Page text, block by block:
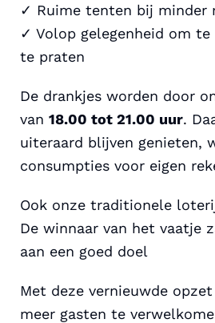
✓ Ruime tenten bij minder
✓ Volop gelegenheid om
te praten
De drankjes worden door
van 18.00 tot 21.00 uur.
uiteraard blijven genieten,
consumpties voor eigen
Ook onze traditionele
De winnaar van het vaatje
aan een goed doel
Met deze vernieuwde
meer gasten te